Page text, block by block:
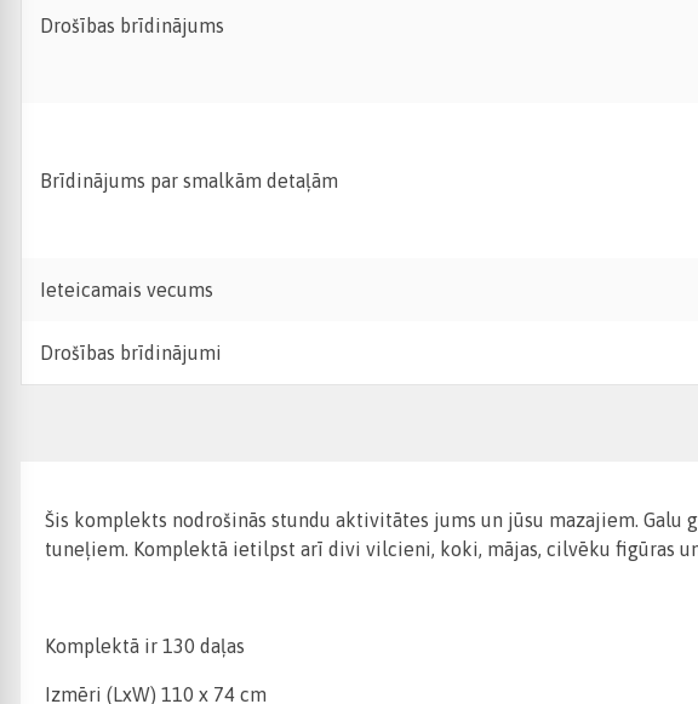
Drošības brīdinājums
Brīdinājums par smalkām detaļām
Ieteicamais vecums
Drošības brīdinājumi
Šis komplekts nodrošinās stundu aktivitātes jums un jūsu mazajiem.
tuneļiem. Komplektā ietilpst arī divi vilcieni, koki, mājas, cilvēku figūras
Komplektā ir 130 daļas
Izmēri (LxW) 110 x 74 cm